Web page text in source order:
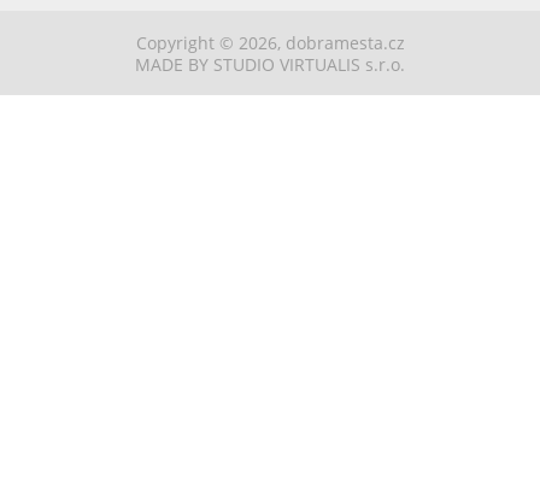
Copyright © 2026, dobramesta.cz
MADE BY STUDIO VIRTUALIS s.r.o.